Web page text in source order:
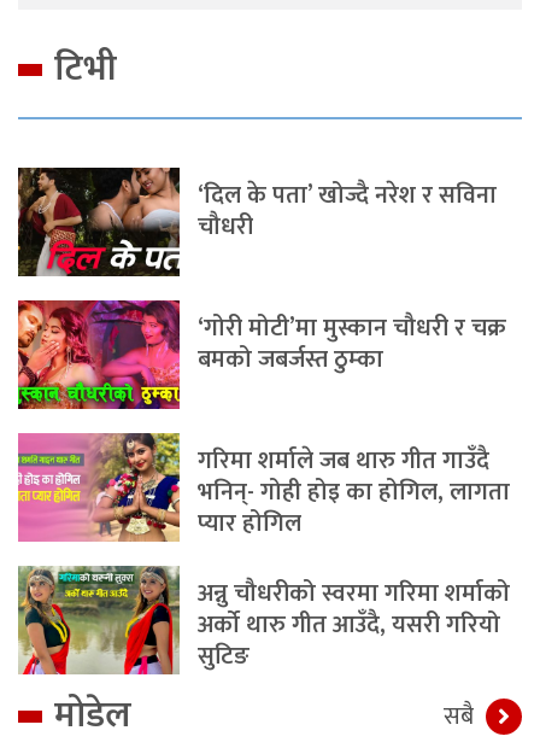
टिभी
‘दिल के पता’ खोज्दै नरेश र सविना
चौधरी
‘गोरी मोटी’मा मुस्कान चौधरी र चक्र
बमको जबर्जस्त ठुम्का
गरिमा शर्माले जब थारु गीत गाउँदै
भनिन्- गोही होइ का होगिल, लागता
प्यार होगिल
अन्नु चौधरीको स्वरमा गरिमा शर्माको
अर्को थारु गीत आउँदै, यसरी गरियो
सुटिङ
मोडेल सबै